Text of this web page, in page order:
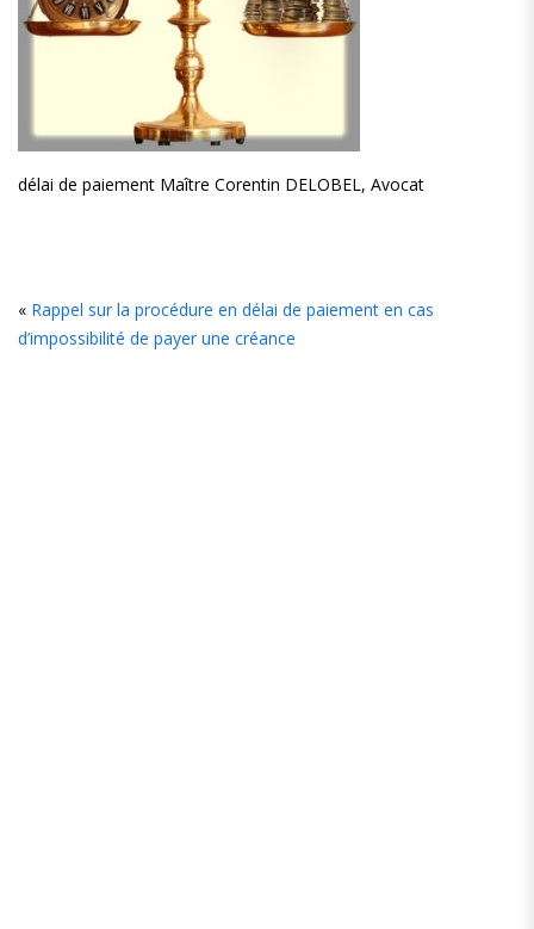
délai de paiement Maître Corentin DELOBEL, Avocat
« Rappel sur la procédure en délai de paiement en cas
d’impossibilité de payer une créance